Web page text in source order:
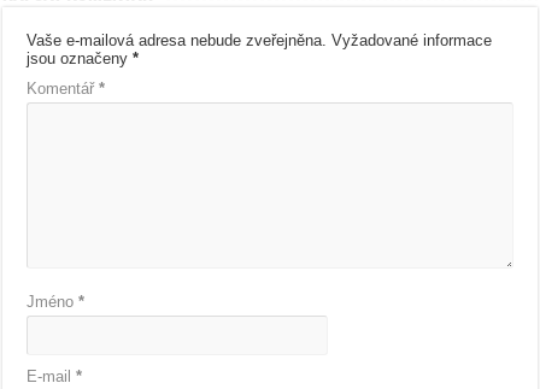
Vaše e-mailová adresa nebude zveřejněna. Vyžadované informace
jsou označeny*
Komentář*
Jméno*
E-mail*